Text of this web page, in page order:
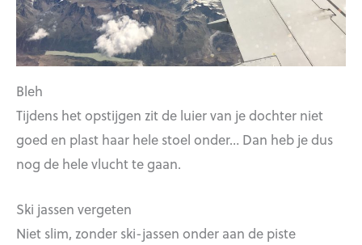
Bleh
Tijdens het opstijgen zit de luier van je dochter niet
goed en plast haar hele stoel onder… Dan heb je dus
nog de hele vlucht te gaan.
Ski jassen vergeten
Niet slim, zonder ski-jassen onder aan de piste